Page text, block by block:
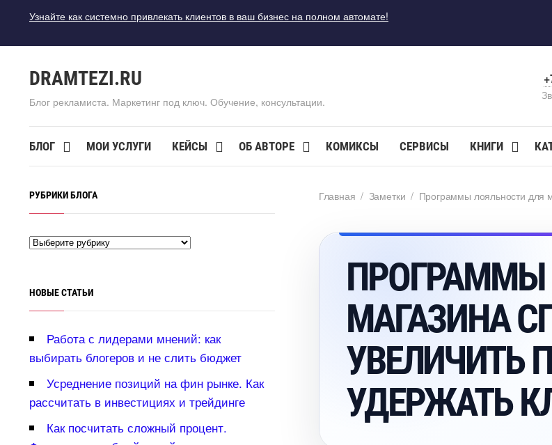
Узнайте как системно привлекать клиентов в ваш бизнес на полном автомате!
DRAMTEZI.RU
Блог рекламиста. Маркетинг под ключ. Обучение, консультации.
БЛОГ МОИ УСЛУГИ КЕЙСЫ ОБ АВТОРЕ КОМИКСЫ СЕРВИСЫ КНИГИ
Главная / Заметки / Программы лояльности для
ПРОГРАММЫ
МАГАЗИНА
УВЕЛИЧИТЬ
УДЕРЖАТЬ
РУБРИКИ БЛОГА
НОВЫЕ СТАТЬИ
Работа с лидерами мнений: как
ыбирать блогеров и не слить бюджет
Усреднение позиций на фин рынке. Как
рассчитать в инвестициях и трейдинге
Как посчитать сложный процент.